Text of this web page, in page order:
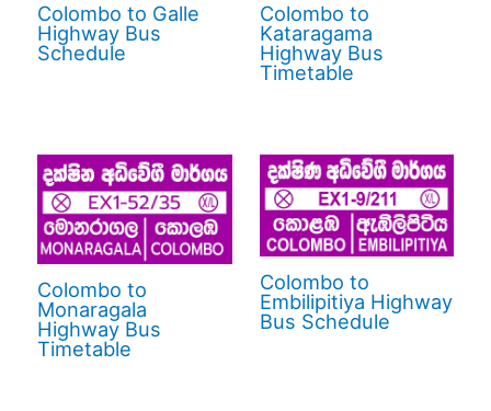
Colombo to Galle
Highway Bus
Schedule
Colombo to
Kataragama
Highway Bus
Timetable
Colombo to
Monaragala
Highway Bus
Timetable
Colombo to
Embilipitiya Highway
Bus Schedule